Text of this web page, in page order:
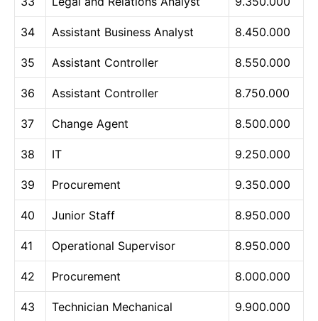
34 Assistant Business Analyst 8.450.000
35 Assistant Controller 8.550.000
36 Assistant Controller 8.750.000
37 Change Agent 8.500.000
38 IT 9.250.000
39 Procurement 9.350.000
40 Junior Staff 8.950.000
41 Operational Supervisor 8.950.000
42 Procurement 8.000.000
43 Technician Mechanical 9.900.000